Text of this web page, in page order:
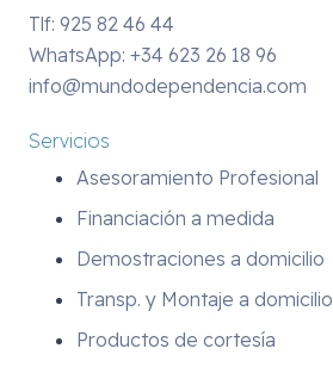
Tlf: 925 82 46 44
WhatsApp: +34 623 26 18 96
info@mundodependencia.com
Servicios
Asesoramiento Profesional
Financiación a medida
Demostraciones a domicilio
Transp. y Montaje a domicilio
Productos de cortesía